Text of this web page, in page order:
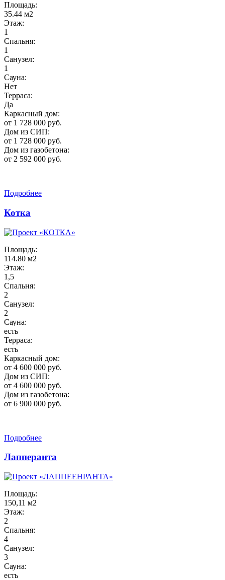
Площадь:
35.44 м2
Этаж:
1
Спальня:
1
Санузел:
1
Сауна:
Нет
Терраса:
Да
Каркасный дом:
от 1 728 000 руб.
Дом из СИП:
от 1 728 000 руб.
Дом из газобетона:
от 2 592 000 руб.
Подробнее
Котка
Площадь:
114.80 м2
Этаж:
1,5
Спальня:
2
Санузел:
2
Сауна:
есть
Терраса:
есть
Каркасный дом:
от 4 600 000 руб.
Дом из СИП:
от 4 600 000 руб.
Дом из газобетона:
от 6 900 000 руб.
Подробнее
Лапперанта
Площадь:
150,11 м2
Этаж:
2
Спальня:
4
Санузел:
3
Сауна:
есть